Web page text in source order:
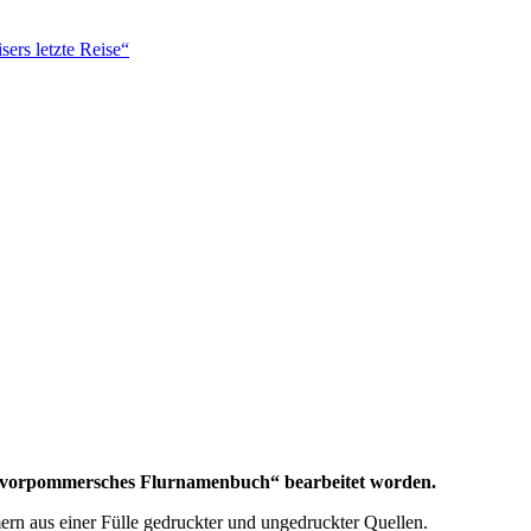
letzte Reise“
Flurnamenbuch“ bearbeitet worden.
aus einer Fülle gedruckter und ungedruckter Quellen.